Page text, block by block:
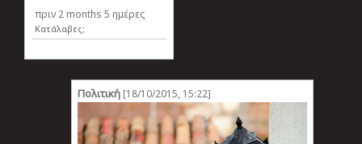
πριν 2 months 5 ημέρες
Κατάλαβες;
Πολιτική[18/10/2015, 15:22]